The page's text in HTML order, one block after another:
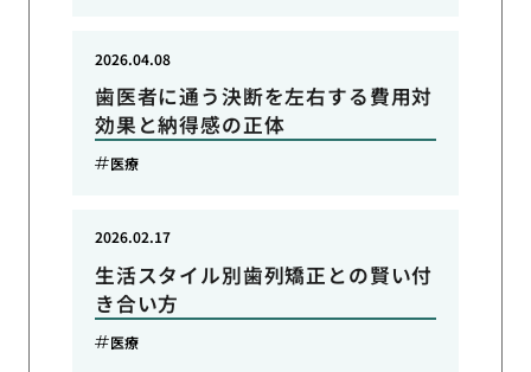
歯医者に通う決断を左右する費用対
効果と納得感の正体
2026.04.08
医療
生活スタイル別歯列矯正との賢い付
き合い方
2026.02.17
医療